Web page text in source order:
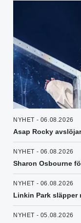
NYHET - 06.08.2026
Asap Rocky
NYHET - 06.08.2026
Sharon Osbourne
NYHET - 06.08.2026
Linkin Park släpper
NYHET - 05.08.2026